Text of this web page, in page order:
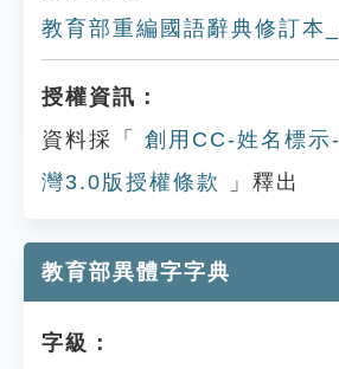
教育部重編國語辭典修訂本
授權資訊：
資料採「
創用CC-姓名標示
灣3.0版授權條款
」釋出
教育部異體字字典
字級：